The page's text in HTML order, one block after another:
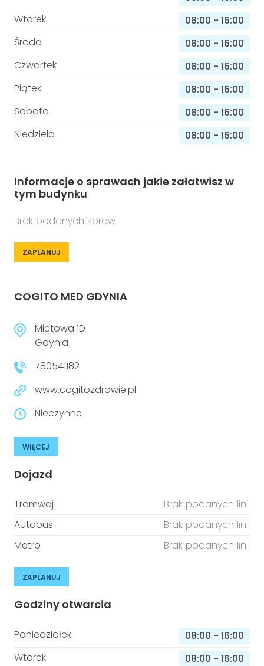
Wtorek
08:00 - 16:00
Środa
08:00 - 16:00
Czwartek
08:00 - 16:00
Piątek
08:00 - 16:00
Sobota
08:00 - 16:00
Niedziela
08:00 - 16:00
Informacje o sprawach jakie załatwisz w
tym budynku
Brak podanych spraw
ZAPLANUJ
COGITO MED GDYNIA
Miętowa 1D
Gdynia
780541182
www.cogitozdrowie.pl
Nieczynne
WIĘCEJ
Dojazd
Tramwaj
Brak podanych linii
Autobus
Brak podanych linii
Metro
Brak podanych linii
ZAPLANUJ
Godziny otwarcia
Poniedziałek 08:00 - 16:00
Wtorek
08:00 - 16:00